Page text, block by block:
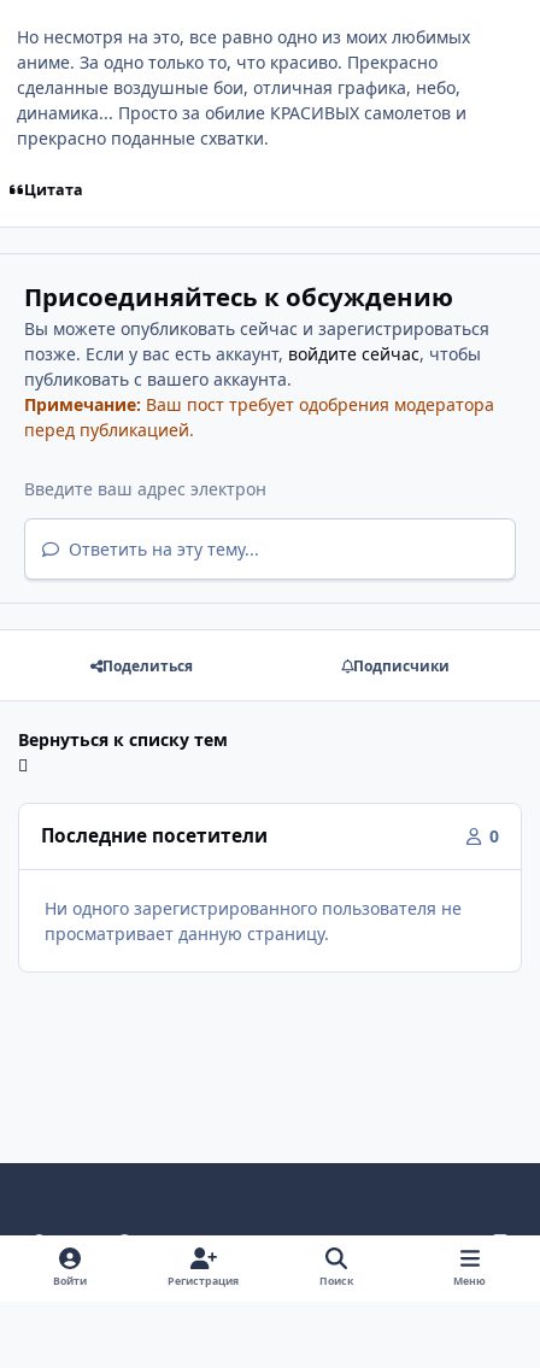
Но несмотря на это, все равно одно из моих любимых
аниме. За одно только то, что красиво. Прекрасно
сделанные воздушные бои, отличная графика, небо,
динамика... Просто за обилие КРАСИВЫХ самолетов и
прекрасно поданные схватки.
Цитата
Присоединяйтесь к обсуждению
Вы можете опубликовать сейчас и зарегистрироваться
позже. Если у вас есть аккаунт, войдите сейчас, чтобы
публиковать с вашего аккаунта.
Примечание: Ваш пост требует одобрения модератора
перед публикацией.
Ответить на эту тему...
Поделиться Подписчики
Вернуться к списку тем
Последние посетители 0
Ни одного зарегистрированного пользователя не
просматривает данную страницу.
Светлый режим
Темный режим
Как в системе
v
k
Политика конфиденциальности
Войти Регистрация Поиск Меню